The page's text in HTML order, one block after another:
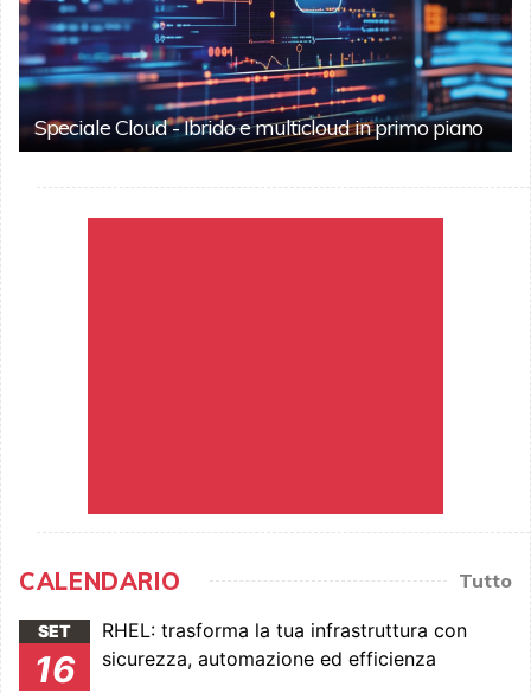
Speciale Cloud - Ibrido e multicloud in primo piano
CALENDARIO Tutto
SET
16
RHEL: trasforma la tua infrastruttura con
sicurezza, automazione ed efficienza